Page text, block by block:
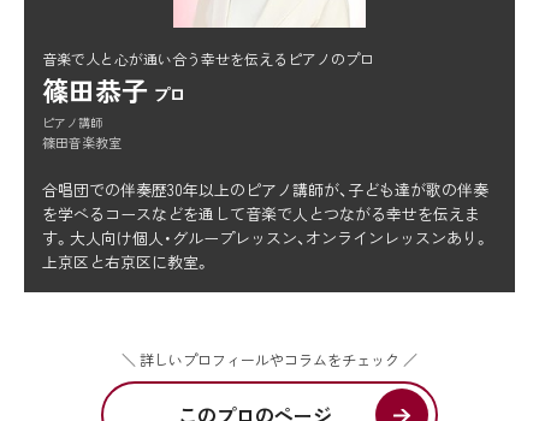
音楽で人と心が通い合う幸せを伝えるピアノのプロ
篠田恭子 プロ
ピアノ講師
篠田音楽教室
合唱団での伴奏歴30年以上のピアノ講師が、子ども達が歌の伴奏
を学べるコースなどを通して音楽で人とつながる幸せを伝えま
す。大人向け個人・グループレッスン、オンラインレッスンあり。
上京区と右京区に教室。
＼ 詳しいプロフィールやコラムをチェック ／
このプロのページ